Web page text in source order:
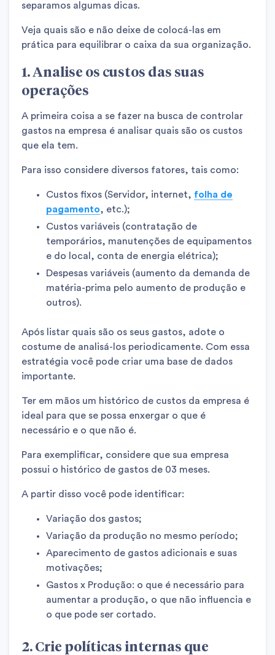
separamos algumas dicas.
Veja quais são e não deixe de colocá-las em
prática para equilibrar o caixa da sua organização.
1. Analise os custos das suas
operações
A primeira coisa a se fazer na busca de controlar
gastos na empresa é analisar quais são os custos
que ela tem.
Para isso considere diversos fatores, tais como:
Custos fixos (Servidor, internet, folha de
pagamento, etc.);
Custos variáveis (contratação de
temporários, manutenções de equipamentos
e do local, conta de energia elétrica);
Despesas variáveis (aumento da demanda de
matéria-prima pelo aumento de produção e
outros).
Após listar quais são os seus gastos, adote o
costume de analisá-los periodicamente. Com essa
estratégia você pode criar uma base de dados
importante.
Ter em mãos um histórico de custos da empresa é
ideal para que se possa enxergar o que é
necessário e o que não é.
Para exemplificar, considere que sua empresa
possui o histórico de gastos de 03 meses.
A partir disso você pode identificar:
Variação dos gastos;
Variação da produção no mesmo período;
Aparecimento de gastos adicionais e suas
motivações;
Gastos x Produção: o que é necessário para
aumentar a produção, o que não influencia e
o que pode ser cortado.
2. Crie políticas internas que